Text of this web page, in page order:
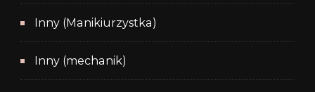
Inny (Manikiurzystka)
Inny (mechanik)